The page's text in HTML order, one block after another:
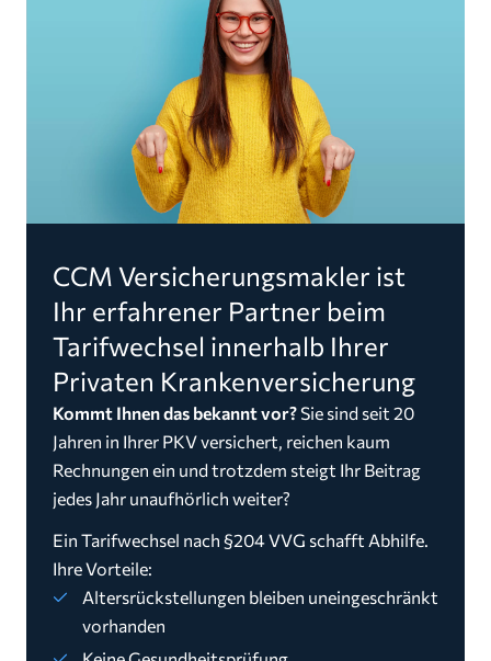
CCM Versicherungsmakler ist
Ihr erfahrener Partner beim
Tarifwechsel innerhalb Ihrer
Privaten Krankenversicherung
Kommt Ihnen das bekannt vor? Sie sind seit 20
Jahren in Ihrer PKV versichert, reichen kaum
Rechnungen ein und trotzdem steigt Ihr Beitrag
jedes Jahr unaufhörlich weiter?
Ein Tarifwechsel nach §204 VVG schafft Abhilfe.
Ihre Vorteile:
Altersrückstellungen bleiben uneingeschränkt
vorhanden